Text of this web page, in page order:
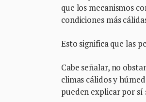
que los mecanismos
condiciones más
Esto significa que las
Cabe señalar, no
climas cálidos y
pueden explicar por sí